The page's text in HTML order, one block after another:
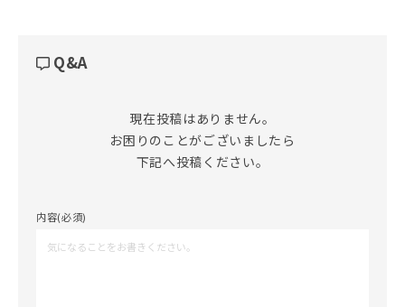
Q&A
現在投稿はありません。
お困りのことがございましたら
下記へ投稿ください。
内容(必須)